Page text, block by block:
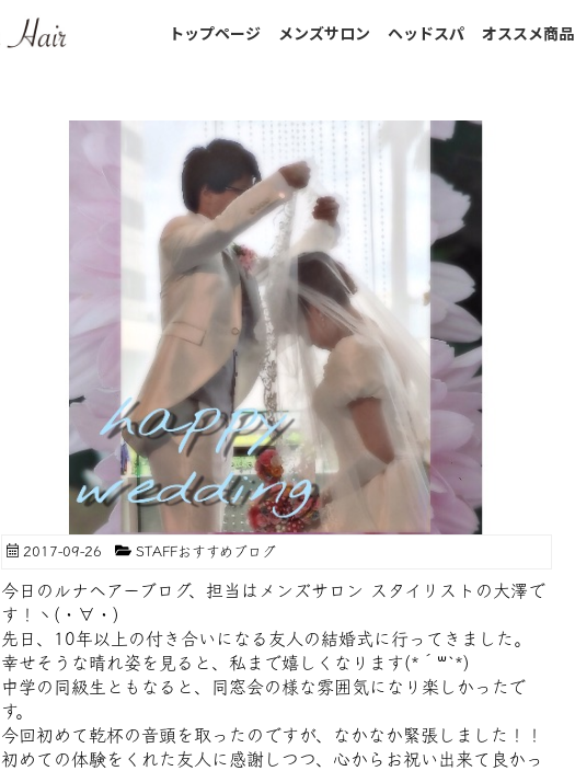
トップページ メンズサロン ヘッドスパ オススメ商品
2017-09-26 STAFFおすすめブログ
今日のルナヘアーブログ、担当はメンズサロン スタイリストの大澤で
す！ヽ(・∀・)
先日、10年以上の付き合いになる友人の結婚式に行ってきました。
幸せそうな晴れ姿を見ると、私まで嬉しくなります(*´꒳`*)
中学の同級生ともなると、同窓会の様な雰囲気になり楽しかったで
す。
今回初めて乾杯の音頭を取ったのですが、なかなか緊張しました！！
初めての体験をくれた友人に感謝しつつ、心からお祝い出来て良かっ